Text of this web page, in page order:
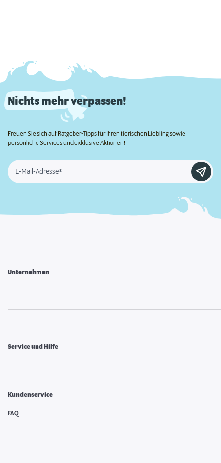
Nichts mehr verpassen!
Freuen Sie sich auf Ratgeber-Tipps für Ihren tierischen Liebling sowie
persönliche Services und exklusive Aktionen!
E-Mail-Adresse*
Unternehmen
Service und Hilfe
Kundenservice
FAQ